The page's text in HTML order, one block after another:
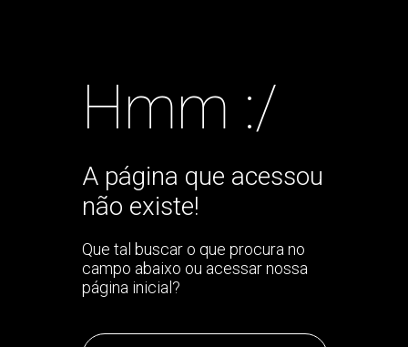
Hmm :/
A página que acessou
não existe!
Que tal buscar o que procura no
campo abaixo ou acessar nossa
página inicial?